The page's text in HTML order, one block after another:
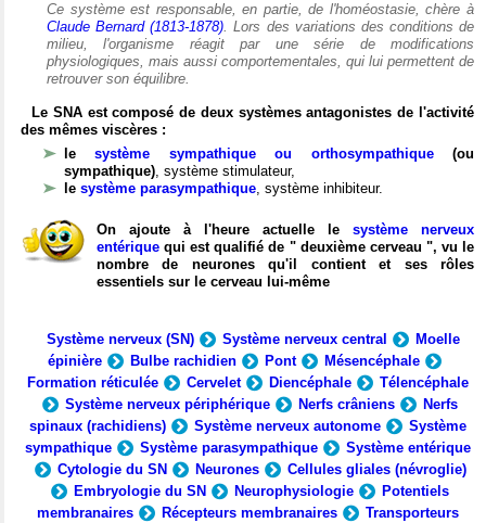
Ce système est responsable, en partie, de l'homéostasie, chère à
Claude Bernard (1813-1878). Lors des variations des conditions de
milieu, l'organisme réagit par une série de modifications
physiologiques, mais aussi comportementales, qui lui permettent de
retrouver son équilibre.
Le SNA est composé de deux systèmes antagonistes de l'activité
des mêmes viscères :
lesystème sympathique ou orthosympathique(ou
sympathique), système stimulateur,
le système parasympathique, système inhibiteur.
On ajoute à l'heure actuelle le système nerveux
entérique qui est qualifié de " deuxième cerveau ", vu le
nombre de neurones qu'il contient et ses rôles
essentiels sur le cerveau lui-même
Système nerveux (SN) Système nerveux central
Moelle
épinière
Bulbe rachidien Pont
Mésencéphale
Formation réticulée
Cervelet Diencéphale
Télencéphale
Système nerveux périphérique
Nerfs crâniens
Nerfs
spinaux (rachidiens)
Système nerveux autonome
Système
sympathique
Système parasympathique
Système entérique
Cytologie du SN
Neurones
Cellules gliales (névroglie)
Embryologie du SN
Neurophysiologie
Potentiels
membranaires
Récepteurs membranaires
Transporteurs